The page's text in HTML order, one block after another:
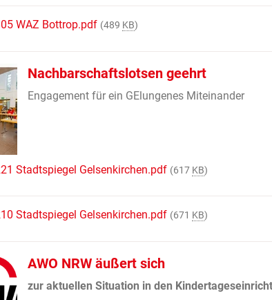
WAZ Bottrop.pdf (489 KB)
Nachbarschaftslotsen geehrt
Engagement für ein GElungenes Miteinander
Stadtspiegel Gelsenkirchen.pdf (617 KB)
Stadtspiegel Gelsenkirchen.pdf (671 KB)
AWO NRW äußert sich
zur aktuellen Situation in den